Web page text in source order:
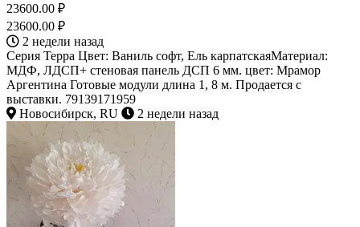
23600.00 ₽
23600.00 ₽
2 недели назад
Серия Терра Цвет: Ваниль софт, Ель карпатскаяМатериал:
МДФ, ЛДСП+ стеновая панель ДСП 6 мм. цвет: Мрамор
Аргентина Готовые модули длина 1, 8 м. Продается с
выставки. 79139171959
Новосибирск, RU
2 недели назад